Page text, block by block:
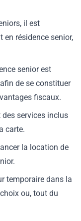
il est
en résidence senior,
senior est
de se constituer
fiscaux.
services inclus
carte.
la location de
temporaire dans la
ou, tout du